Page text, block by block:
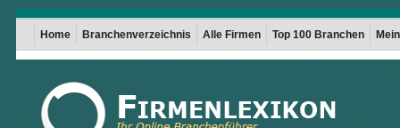
Home Branchenverzeichnis Alle Firmen Top 100 Branchen